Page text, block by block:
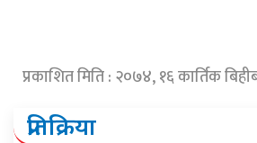
प्रकाशित मिति : २०७४, १६ कार्तिक
प्रतिक्रिया